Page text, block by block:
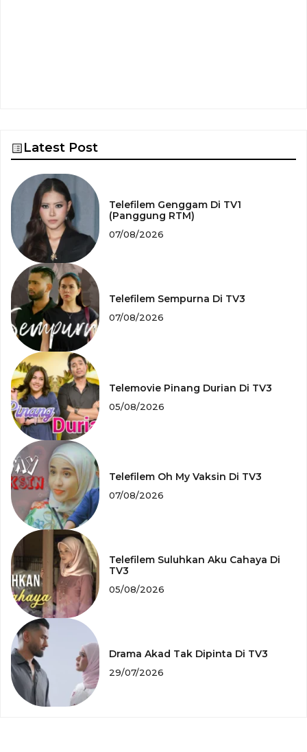
Latest Post
Telefilem Genggam Di TV1
(Panggung RTM)
07/08/2026
Telefilem Sempurna Di TV3
07/08/2026
Telemovie Pinang Durian Di TV3
05/08/2026
Telefilem Oh My Vaksin Di TV3
07/08/2026
Telefilem Suluhkan Aku Cahaya Di
TV3
05/08/2026
Drama Akad Tak Dipinta Di TV3
29/07/2026